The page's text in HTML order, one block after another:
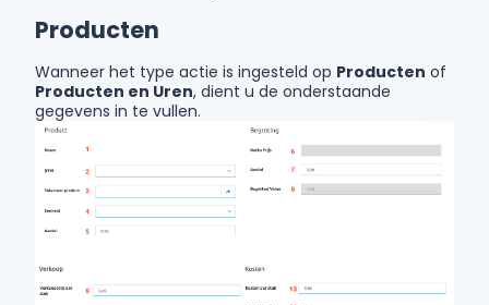
Producten
Wanneer het type actie is ingesteld op Producten of
Producten en Uren, dient u de onderstaande
gegevens in te vullen.